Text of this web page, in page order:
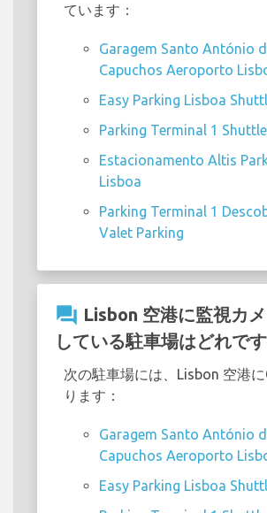
ています：
Garagem Santo António
Capuchos Aeroporto
Easy Parking Lisboa
Parking Terminal 1 Shuttle
Estacionamento Altis
Lisboa
Parking Terminal 1
Valet Parking
question_answer Lisbon 空港に監視カ
している駐車場はどれです
次の駐車場には、Lisbon 空港
ります：
Garagem Santo António
Capuchos Aeroporto
Easy Parking Lisboa